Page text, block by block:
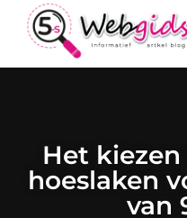
Het
hoeslaken
van